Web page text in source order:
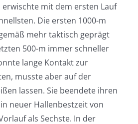
mit dem ersten Lauf
Die ersten 1000-m
mehr taktisch geprägt
500-m immer schneller
lange Kontakt zur
musste aber auf der
lassen. Sie beendete ihren
neuer Hallenbestzeit von
als Sechste. In der